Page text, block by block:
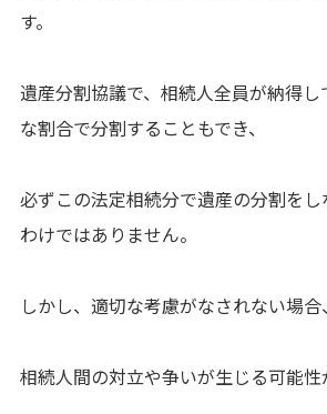
す。
遺産分割協議で、相続人全員が納得し
な割合で分割することもでき、
必ずこの法定相続分で遺産の分割を
わけではありません。
しかし、適切な考慮がなされない場合、
相続人間の対立や争いが生じる可能性